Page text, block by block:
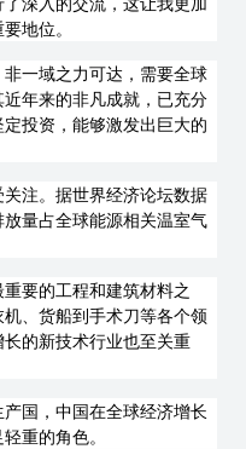
地位。
一域之力可达，需要全球
年来的非凡成就，已充分
投资，能够激发出巨大的
注。据世界经济论坛数据
量占全球能源相关温室气
要的工程和建筑材料之
、货船到手术刀等各个领
的新技术行业也至关重
国，中国在全球经济增长
重的角色。